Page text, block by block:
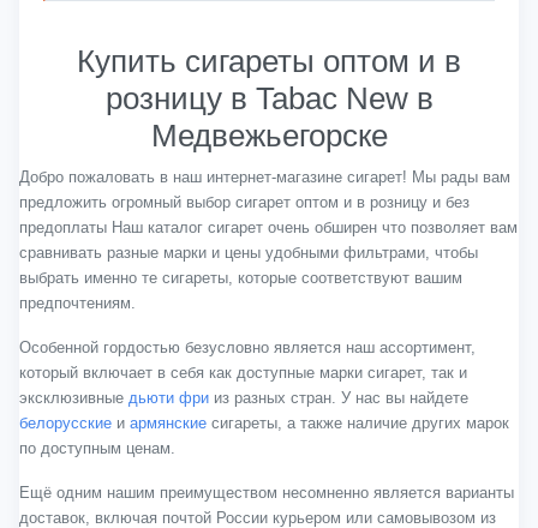
Купить сигареты оптом и в
розницу в Tabac New в
Медвежьегорске
Добро пожаловать в наш интернет-магазине сигарет! Мы рады вам
предложить огромный выбор сигарет оптом и в розницу и без
предоплаты Наш каталог сигарет очень обширен что позволяет вам
сравнивать разные марки и цены удобными фильтрами, чтобы
выбрать именно те сигареты, которые соответствуют вашим
предпочтениям.
Особенной гордостью безусловно является наш ассортимент,
который включает в себя как доступные марки сигарет, так и
эксклюзивные дьюти фри из разных стран. У нас вы найдете
белорусские и армянские сигареты, а также наличие других марок
по доступным ценам.
Ещё одним нашим преимуществом несомненно является варианты
доставок, включая почтой России курьером или самовывозом из